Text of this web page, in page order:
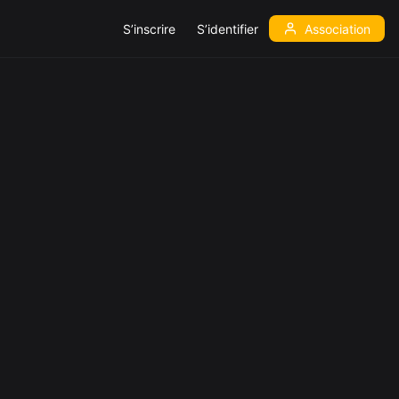
S’inscrire S’identifier Association